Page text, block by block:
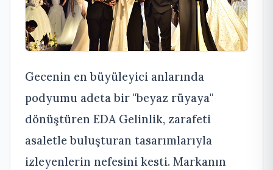
Gecenin en büyüleyici anlarında
podyumu adeta bir "beyaz rüyaya"
dönüştüren EDA Gelinlik, zarafeti
asaletle buluşturan tasarımlarıyla
izleyenlerin nefesini kesti. Markanın